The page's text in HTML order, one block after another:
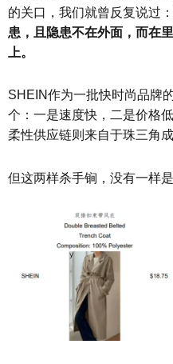
的关口，我们就曾反复说过：
患，且隐患不在外面，而在
上。
SHEIN作为一批快时尚品牌
个：一是速度快，二是价格
柔性供应链则来自于珠三角
但这两样杀手锏，没有一样